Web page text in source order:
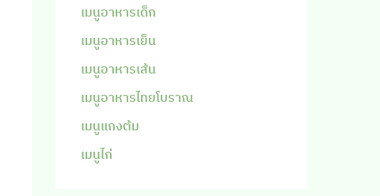
เมนูอาหารเด็ก
เมนูอาหารเย็น
เมนูอาหารเส้น
เมนูอาหารไทยโบราณ
เมนูแกงต้ม
เมนูไก่